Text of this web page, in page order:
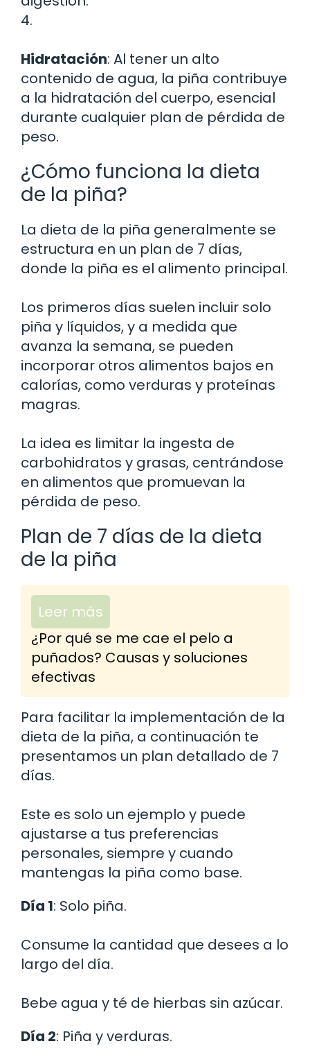
4.
Hidratación: Al tener un alto
contenido de agua, la piña contribuye
a la hidratación del cuerpo, esencial
durante cualquier plan de pérdida de
peso.
¿Cómo funciona la dieta
de la piña?
La dieta de la piña generalmente se
estructura en un plan de 7 días,
donde la piña es el alimento principal.
Los primeros días suelen incluir solo
piña y líquidos, y a medida que
avanza la semana, se pueden
incorporar otros alimentos bajos en
calorías, como verduras y proteínas
magras.
La idea es limitar la ingesta de
carbohidratos y grasas, centrándose
en alimentos que promuevan la
pérdida de peso.
Plan de 7 días de la dieta
de la piña
Leer más
¿Por qué se me cae el pelo a
puñados? Causas y soluciones
efectivas
Para facilitar la implementación de la
dieta de la piña, a continuación te
presentamos un plan detallado de 7
días.
Este es solo un ejemplo y puede
ajustarse a tus preferencias
personales, siempre y cuando
mantengas la piña como base.
Día 1: Solo piña.
Consume la cantidad que desees a lo
largo del día.
Bebe agua y té de hierbas sin azúcar.
Día 2: Piña y verduras.